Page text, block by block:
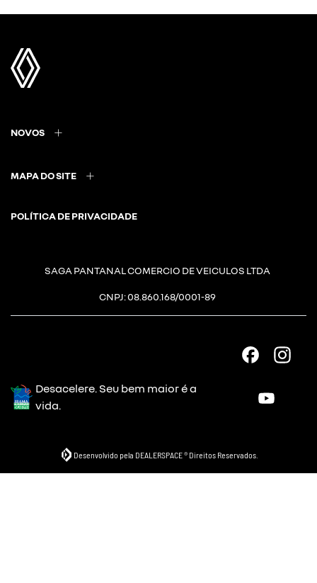
NOVOS
MAPA DO SITE
POLÍTICA DE PRIVACIDADE
SAGA PANTANAL COMERCIO DE VEICULOS LTDA
CNPJ: 08.860.168/0001-89
Desacelere. Seu bem maior é a
vida.
Desenvolvido pela DEALERSPACE ® Direitos Reservados.